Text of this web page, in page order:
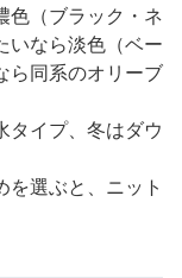
色（ブラック・ネ
いなら淡色（ベー
ら同系のオリーブ
タイプ、冬はダウ
を選ぶと、ニット